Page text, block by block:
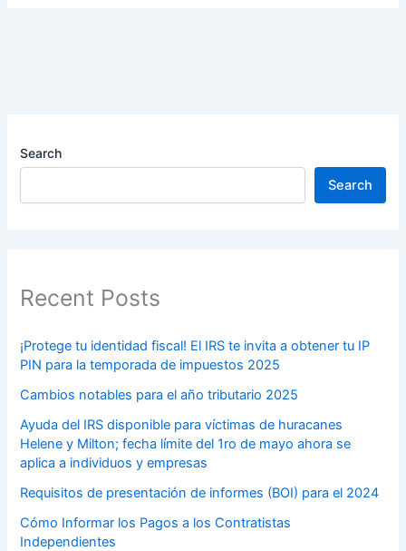
Search
Search
Recent Posts
¡Protege tu identidad fiscal! El IRS te invita a obtener tu IP
PIN para la temporada de impuestos 2025
Cambios notables para el año tributario 2025
Ayuda del IRS disponible para víctimas de huracanes
Helene y Milton; fecha límite del 1ro de mayo ahora se
aplica a individuos y empresas
Requisitos de presentación de informes (BOI) para el 2024
Cómo Informar los Pagos a los Contratistas
Independientes